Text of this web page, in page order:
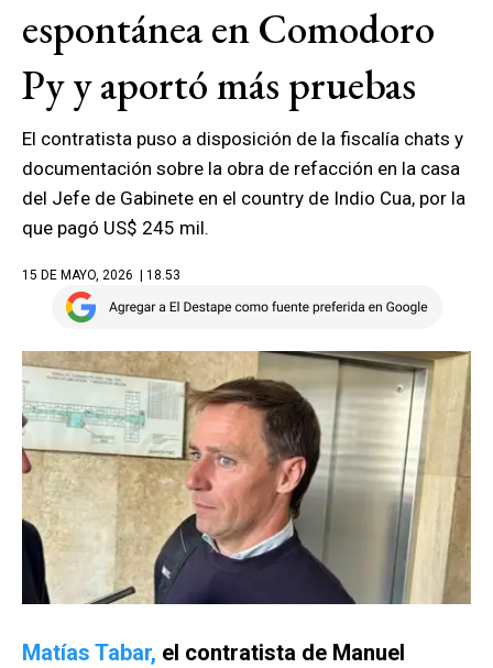
espontánea en Comodoro
Py y aportó más pruebas
El contratista puso a disposición de la fiscalía chats y
documentación sobre la obra de refacción en la casa
del Jefe de Gabinete en el country de Indio Cua, por la
que pagó US$ 245 mil.
15 DE MAYO, 2026 | 18.53
Matías Tabar, el contratista de Manuel